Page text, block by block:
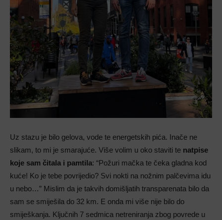
Uz stazu je bilo gelova, vode te energetskih pića. Inače ne
slikam, to mi je smarajuće. Više volim u oko staviti te natpise
koje sam čitala i pamtila: “Požuri mačka te čeka gladna kod
kuće! Ko je tebe povrijedio? Svi nokti na nožnim palčevima idu
u nebo…” Mislim da je takvih domišljatih transparenata bilo da
sam se smiješila do 32 km. E onda mi više nije bilo do
smiješkanja. Ključnih 7 sedmica netreniranja zbog povrede u